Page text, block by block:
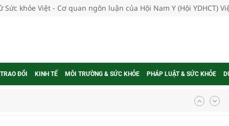
Sức khỏe Việt - Cơ quan ngôn luận của Hội Nam Y (Hội YDHCT)
ĐỔI KINH TẾ MÔI TRƯỜNG & SỨC KHỎE PHÁP LUẬT & SỨC KHỎE